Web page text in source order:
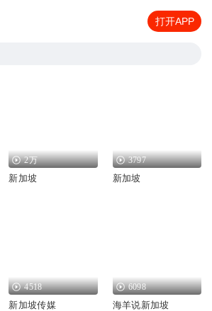
打开APP
2万
新加坡
3797
新加坡
4518
新加坡传媒
6098
海羊说新加坡